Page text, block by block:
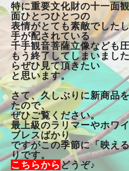
特に重要文化財の十一面
面ひとつひとつの
表情がとても素敵でした
手が配されている
千手観音菩薩立像なども
もう終了してしまいまし
らぜひ見て頂きたい
と思います。
さて、久しぶりに新商品
たので、
ぜひご覧ください。
最上級のラリマーやホワ
ブレスばかり
ですがこの季節に「映え
りです。
こちらからどうぞ♪